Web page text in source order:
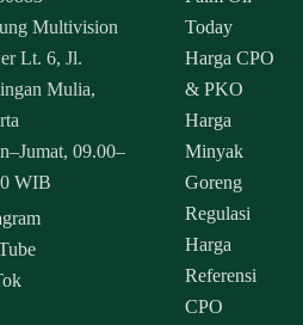
Multivision
Lt. 6, Jl.
Mulia,
09.00–
WIB
Today
Harga CPO
& PKO
Harga
Minyak
Goreng
Regulasi
Harga
Referensi
CPO